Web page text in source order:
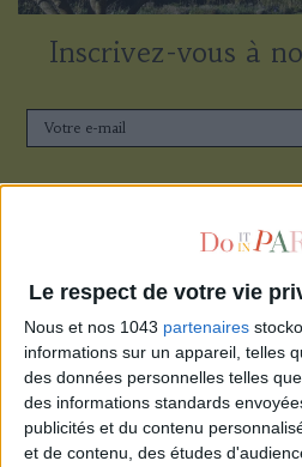
Le respect de votre vie
Nous et nos 1043 partenaires
informations sur un appareil, telles
des données personnelles telles
des informations standards
publicités et du contenu
et de contenu, des études
Inscrivez-vous à